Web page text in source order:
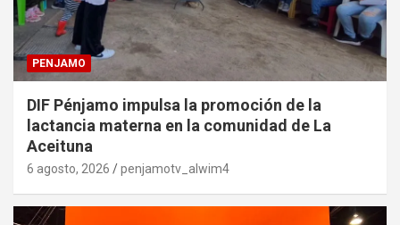
PENJAMO
DIF Pénjamo impulsa la promoción de la
lactancia materna en la comunidad de La
Aceituna
6 agosto, 2026 penjamotv_alwim4